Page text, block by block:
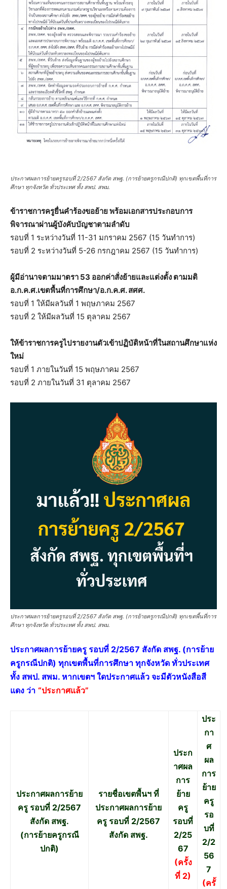
ประกาศผลการย้ายครูรอบที่ 2/2567 สังกัด สพฐ. (การย้ายครูกรณีปกติ) ทุกเขตพื้นที่การ
ศึกษา ทุกจังหวัด ทั่วประเทศ ทั้ง สพป. สพม.
ข้าราชการครูยื่นคำร้องขอย้าย พร้อมเอกสารประกอบการ
พิจารณาผ่านผู้บังคับบัญชาตามลำดับ
รอบที่ 1 ระหว่างวันที่ 11-31 มกราคม 2567 (15 วันทำการ)
รอบที่ 2 ระหว่างวันที่ 5-26 กรกฎาคม 2567 (15 วันทําการ)
ผู้มีอ่านาจตามมาตรา 53 ออกค่าสั่งย้ายและแต่งตั้ง ตามมติ
อ.ก.ค.ศ.เขตพื้นที่การศึกษา/อ.ก.ค.ศ. สศศ.
รอบที่ 1 ให้มีผลวันที่ 1 พฤษภาคม 2567
รอบที่ 2 ให้มีผลวันที่ 15 ตุลาคม 2567
ให้ข้าราชการครูไปรายงานตัวเข้าปฏิบัติหน้าที่ในสถานศึกษาแห่ง
ใหม่
รอบที่ 1 ภายในวันที่ 15 พฤษภาคม 2567
รอบที่ 2 ภายในวันที่ 31 ตุลาคม 2567
ประกาศผลการย้ายครูรอบที่ 2/2567 สังกัด สพฐ. (การย้ายครูกรณีปกติ) ทุกเขตพื้นที่การ
ศึกษา ทุกจังหวัด ทั่วประเทศ ทั้ง สพป. สพม.
ประกาศผลการย้ายครู รอบที่ 2/2567 สังกัด สพฐ. (การย้าย
ครูกรณีปกติ) ทุกเขตพื้นที่การศึกษา ทุกจังหวัด ทั่วประเทศ
ทั้ง สพป. สพม. หากเขตฯ ใดประกาศแล้ว จะมีตัวหนังสือสี
แดง ว่า “ประกาศแล้ว”
ประกาศผลการย้าย
ครู รอบที่ 2/2567
สังกัด สพฐ.
(การย้ายครูกรณี
ปกติ)
รายชื่อเขตพื้นฯ ที่
ประกาศผลการย้าย
ครู รอบที่ 2/2567
สังกัด สพฐ.
ประก
าศผล
การ
ย้าย
ครู
รอบที่
2/25
67
(ครั้ง
ที่ 2)
ประ
กา
ศ
ผล
การ
ย้าย
ครู
รอ
บที่
2/2
56
7
(ครั้